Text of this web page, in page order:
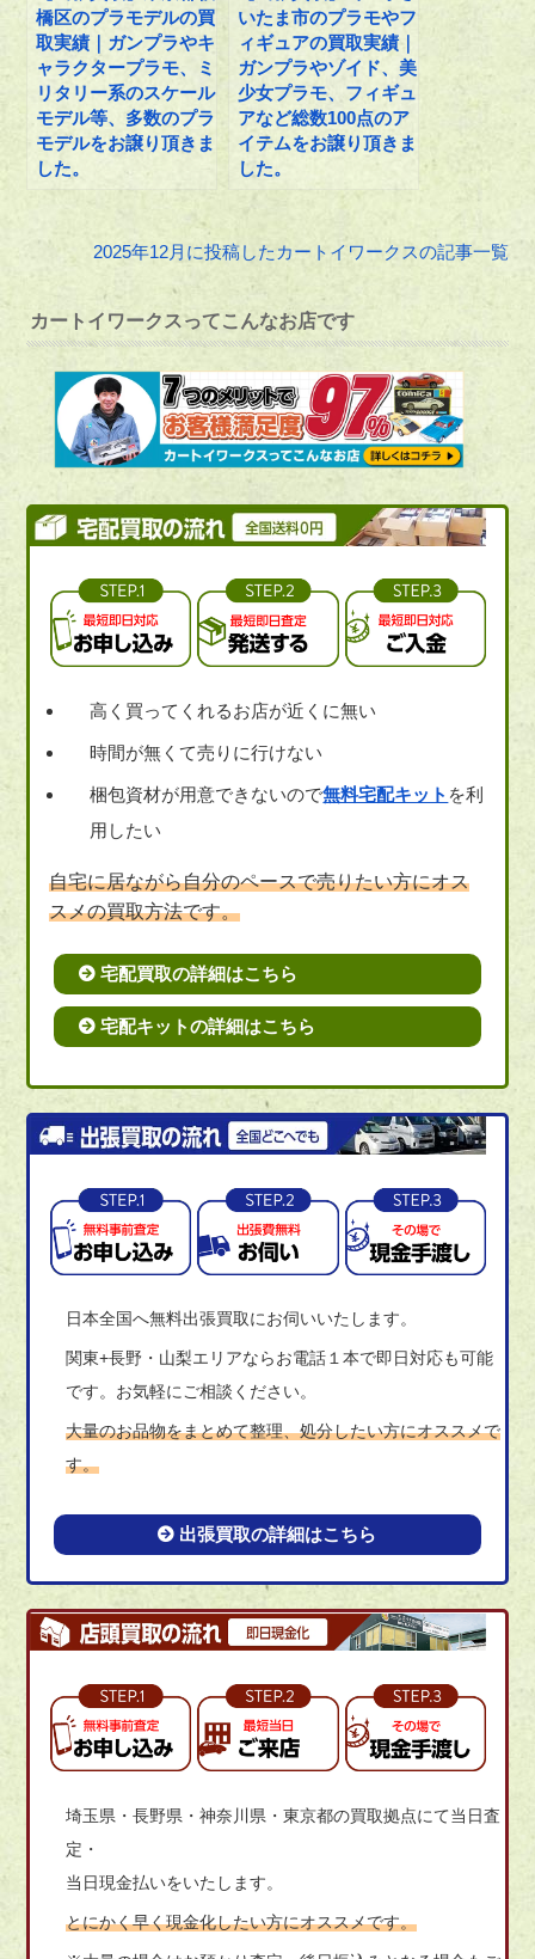
橋区のプラモデルの買
取実績｜ガンプラやキ
ャラクタープラモ、ミ
リタリー系のスケール
モデル等、多数のプラ
モデルをお譲り頂きま
した。
いたま市のプラモやフ
ィギュアの買取実績｜
ガンプラやゾイド、美
少女プラモ、フィギュ
アなど総数100点のア
イテムをお譲り頂きま
した。
2025年12月に投稿したカートイワークスの記事一覧
カートイワークスってこんなお店です
高く買ってくれるお店が近くに無い
時間が無くて売りに行けない
梱包資材が用意できないので無料宅配キット を利
用したい
自宅に居ながら自分のペースで売りたい方にオス
スメの買取方法です。
宅配買取の詳細はこちら
宅配キットの詳細はこちら
日本全国へ無料出張買取にお伺いいたします。
関東+長野・山梨エリアならお電話１本で即日対応も可能
です。お気軽にご相談ください。
大量のお品物をまとめて整理、処分したい方にオススメで
す。
出張買取の詳細はこちら
埼玉県・長野県・神奈川県・東京都の買取拠点にて当日査
定・
当日現金払いをいたします。
とにかく早く現金化したい方にオススメです。